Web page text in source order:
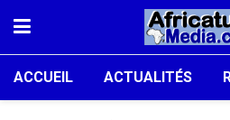
ACCUEIL ACTUALITÉS